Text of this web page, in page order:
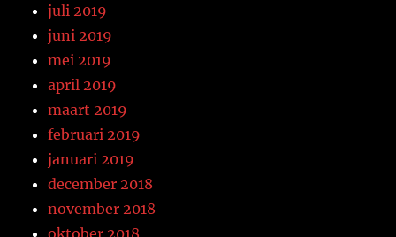
juli 2019
juni 2019
mei 2019
april 2019
maart 2019
februari 2019
januari 2019
december 2018
november 2018
oktober 2018